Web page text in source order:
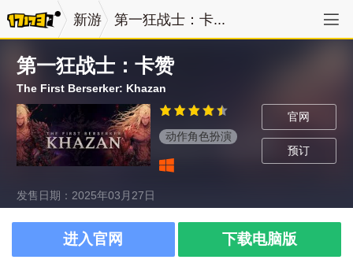
新游 第一狂战士：卡...
第一狂战士：卡赞
The First Berserker: Khazan
官网
预订
动作角色扮演
发售日期：2025年03月27日
进入官网 下载电脑版